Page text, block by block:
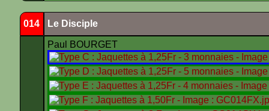
014 Le Disciple
Paul BOURGET